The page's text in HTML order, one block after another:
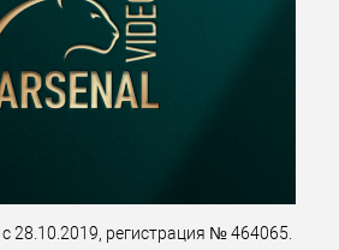
28.10.2019, регистрация № 464065.